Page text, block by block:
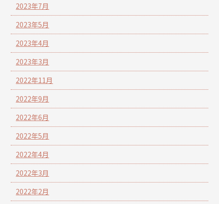
2023年7月
2023年5月
2023年4月
2023年3月
2022年11月
2022年9月
2022年6月
2022年5月
2022年4月
2022年3月
2022年2月